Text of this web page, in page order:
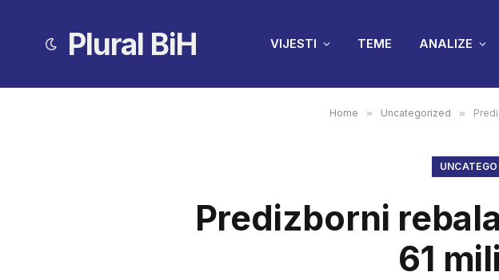
Plural BiH VIJESTI TEME ANALIZE
Home » Uncategorized »
Predizborni
61